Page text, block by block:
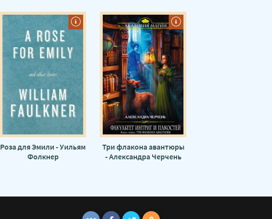
Роза для Эмили - Уильям
Фолкнер
Три флакона авантюры
- Александра Черчень